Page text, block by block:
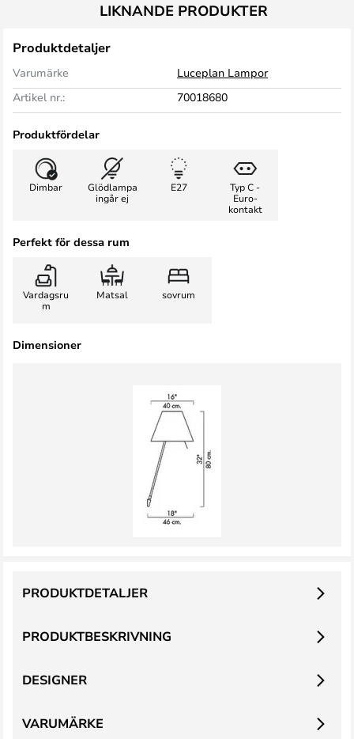
LIKNANDE PRODUKTER
Produktdetaljer
Varumärke
Luceplan Lampor
Artikel nr.:
70018680
Produktfördelar
Dimbar
Glödlampa
ingår ej
E27
Typ C -
Euro-
kontakt
Perfekt för dessa rum
Vardagsru
m
Matsal sovrum
Dimensioner
PRODUKTBESKRIVNING
PRODUKTDETALJER
DESIGNER
VARUMÄRKE